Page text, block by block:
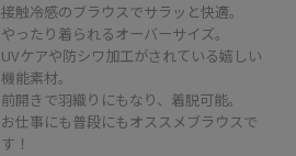
接触冷感のブラウスでサラッと快適。
やったり着られるオーバーサイズ。
UVケアや防シワ加工がされている嬉しい
機能素材。
前開きで羽織りにもなり、着脱可能。
お仕事にも普段にもオススメブラウスで
す！